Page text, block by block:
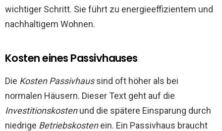
wichtiger Schritt. Sie führt zu energieeffizientem und
nachhaltigem Wohnen.
Kosten eines Passivhauses
Die Kosten Passivhaussind oft höher als bei
normalen Häusern. Dieser Text geht auf die
Investitionskostenund die spätere Einsparung durch
niedrige Betriebskostenein. Ein Passivhaus braucht